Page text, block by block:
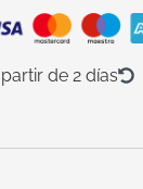
de 2 días